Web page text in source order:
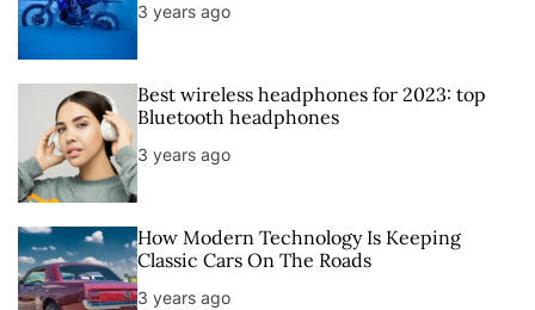
3 years ago
Best wireless headphones for 2023: top
Bluetooth headphones
3 years ago
How Modern Technology Is Keeping
Classic Cars On The Roads
3 years ago